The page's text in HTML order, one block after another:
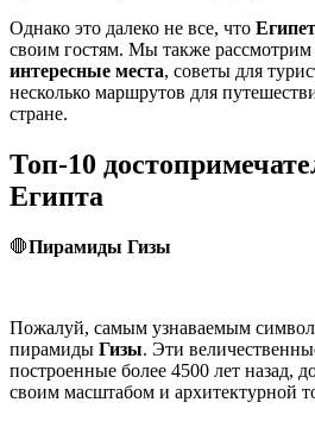
Однако это далеко не все, что Египет
своим гостям. Мы также
интересные места, советы для
несколько маршрутов для
стране.
Топ-10
Египта
🛑Пирамиды Гизы
Пожалуй, самым узнаваемым
пирамиды Гизы. Эти
построенные более 4500 лет назад,
своим масштабом и архитектурной